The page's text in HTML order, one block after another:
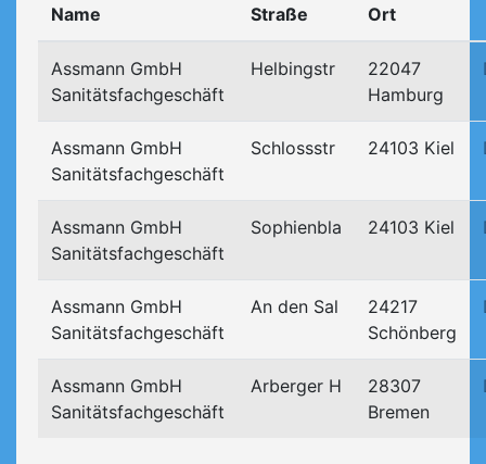
Name Straße Ort
Assmann GmbH
Sanitätsfachgeschäft
Helbingstr
22047
Hamburg
Assmann GmbH
Sanitätsfachgeschäft
Schlossstr 24103 Kiel
Assmann GmbH
Sanitätsfachgeschäft
Sophienbla 24103 Kiel
Assmann GmbH
Sanitätsfachgeschäft
An den Sal
24217
Schönberg
Assmann GmbH
Sanitätsfachgeschäft
Arberger H
28307
Bremen